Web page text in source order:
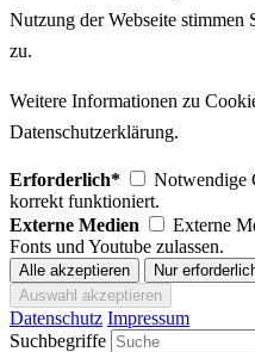
Nutzung der Webseite
zu.
Weitere Informationen zu
Datenschutzerklärung.
Erforderlich*
Notwendige
korrekt funktioniert.
Externe Medien
Externe
Fonts und Youtube zulassen.
Datenschutz Impressum
Suchbegriffe